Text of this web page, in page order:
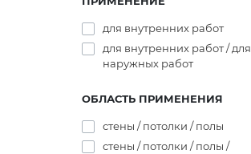
для внутренних работ
для внутренних работ / для
наружных работ
ОБЛАСТЬ ПРИМЕНЕНИЯ
стены / потолки / полы
стены / потолки / полы /